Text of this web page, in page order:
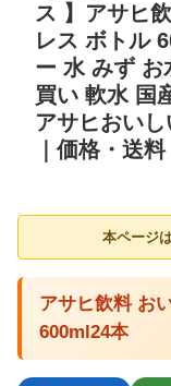
ス 】アサヒ
レス ボトル
ー 水 みず お
買い 軟水 国
アサヒおい
｜価格・送
本ページ
アサヒ飲料 お
600ml24本